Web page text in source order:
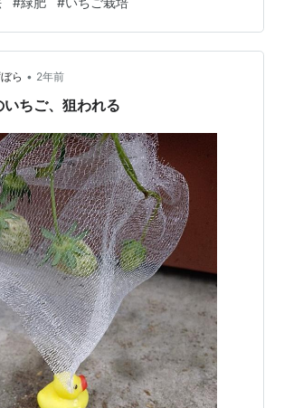
。 youtu.be 秋植えのじゃがいもは未定で
ねが保存が効くそうなので植えてみたい
品種も参考…
ら • 2年前
ちご、狙われる